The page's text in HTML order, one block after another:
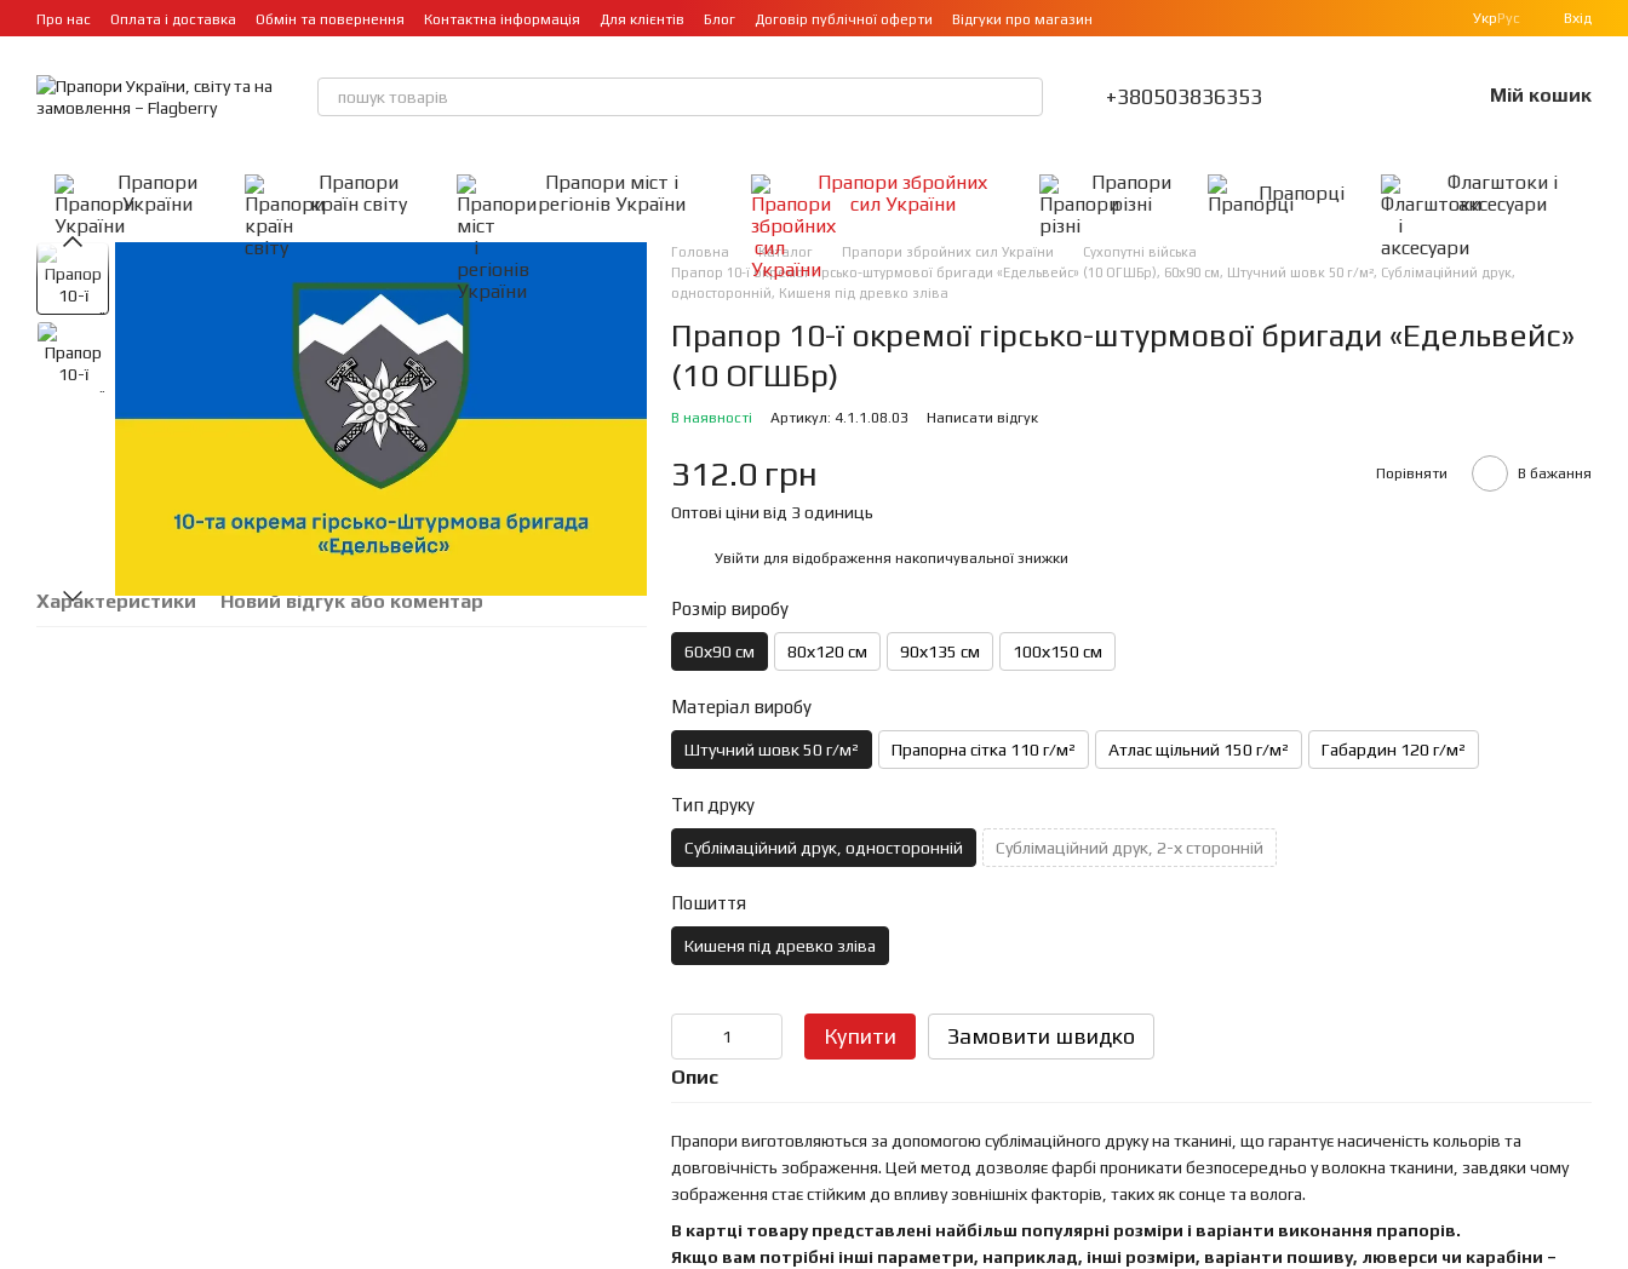
Перейти до основного контенту
Про нас Оплата і доставка Обмін та повернення Контактна інформація Для клієнтів Блог Договір публічної оферти Відгуки про магазин УкрРус Вхід
+380503836353 Мій кошик
Прапори
України
Прапори
країн світу
Прапори міст і
регіонів України
Прапори збройних
сил України
Прапори
різні
Прапорці
Флагштоки і
аксесуари
Характеристики Новий відгук або коментар
Головна Каталог Прапори збройних сил України
Сухопутні війська
Прапор 10-ї окремої гірсько-штурмової бригади «Едельвейс» (10 ОГШБр), 60х90 см, Штучний шовк 50 г/м², Сублімаційний друк,
односторонній, Кишеня під древко зліва
Прапор 10-ї окремої гірсько-штурмової бригади «Едельвейс»
(10 ОГШБр)
В наявності Артикул: 4.1.1.08.03 Написати відгук
312.0 грн Порівняти В бажання
Оптові ціни від 3 одиниць
Увійти для відображення накопичувальної знижки
Розмір виробу
60х90 см 80х120 см 90х135 см 100х150 см
Матеріал виробу
Штучний шовк 50 г/м² Прапорна сітка 110 г/м² Атлас щільний 150 г/м² Габардин 120 г/м²
Тип друку
Сублімаційний друк, односторонній Сублімаційний друк, 2-х сторонній
Пошиття
Кишеня під древко зліва
Купити Замовити швидко
Опис
Прапори виготовляються за допомогою сублімаційного друку на тканині, що гарантує насиченість кольорів та
довговічність зображення. Цей метод дозволяє фарбі проникати безпосередньо у волокна тканини, завдяки чому
зображення стає стійким до впливу зовнішніх факторів, таких як сонце та волога.
В картці товару представлені найбільш популярні розміри і варіанти виконання прапорів.
Якщо вам потрібні інші параметри, наприклад, інші розміри, варіанти пошиву, люверси чи карабіни –